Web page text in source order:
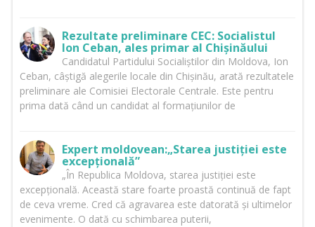
Rezultate preliminare CEC: Socialistul
Ion Ceban, ales primar al Chișinăului
Candidatul Partidului Socialiștilor din Moldova, Ion
Ceban, câștigă alegerile locale din Chișinău, arată rezultatele
preliminare ale Comisiei Electorale Centrale. Este pentru
prima dată când un candidat al formațiunilor de
Expert moldovean:„Starea justiției este
excepțională”
„În Republica Moldova, starea justiției este
excepțională. Această stare foarte proastă continuă de fapt
de ceva vreme. Cred că agravarea este datorată și ultimelor
evenimente. O dată cu schimbarea puterii,